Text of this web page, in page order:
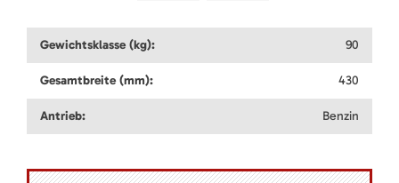
Gewichtsklasse (kg): 90
Gesamtbreite (mm): 430
Antrieb: Benzin